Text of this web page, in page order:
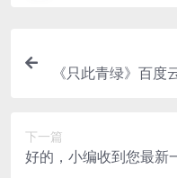
《只此青绿》百
下一篇
好的，小编收到您最新